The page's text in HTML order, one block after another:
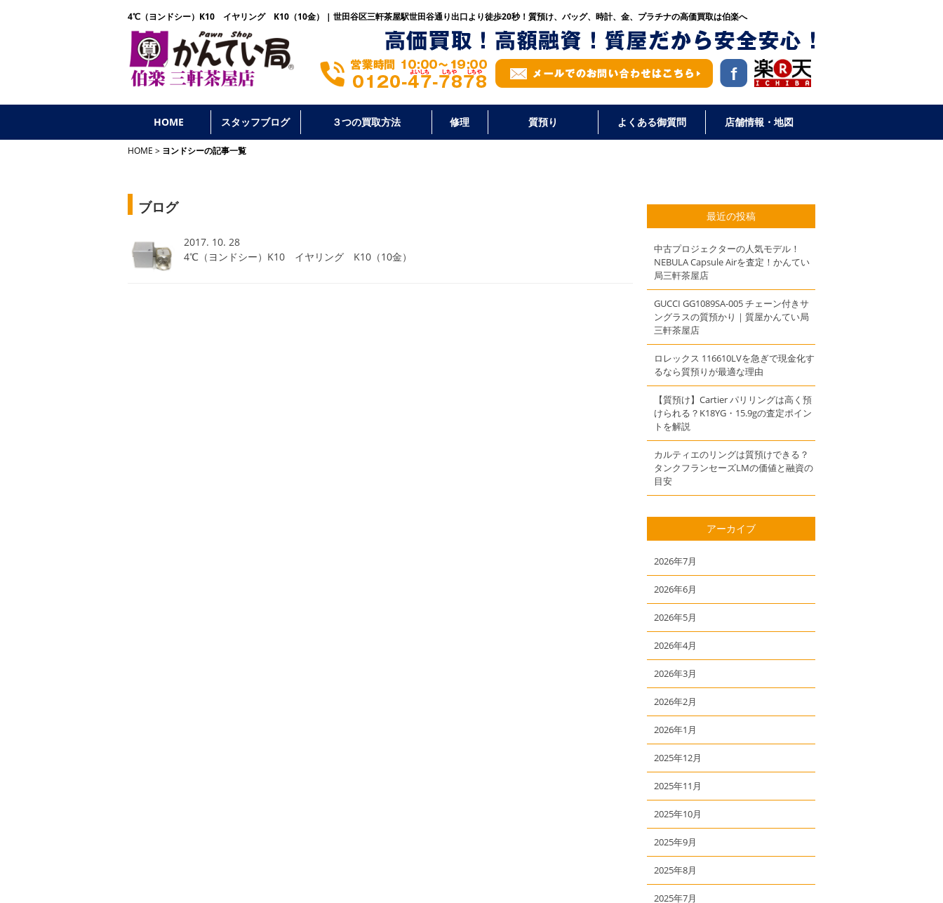
4℃（ヨンドシー）K10 イヤリング K10（10金） | 世田谷区三軒茶屋駅世田谷通り出口より徒歩20秒！ 質預け、バッグ、時計、金、プラチナの高価買取は伯楽へ
HOME スタッフブログ ３つの買取方法 修理 質預り よくある御質問 店舗情報・地図
HOME ヨンドシーの記事一覧
ブログ
2017. 10. 28
4℃（ヨンドシー）K10 イヤリング K10（10金）
最近の投稿
中古プロジェクターの人気モデル！
NEBULA Capsule Airを査定！かんてい
局三軒茶屋店
GUCCI GG1089SA-005 チェーン付きサ
ングラスの質預かり｜質屋かんてい局
三軒茶屋店
ロレックス 116610LVを急ぎで現金化す
るなら質預りが最適な理由
【質預け】Cartier パリリングは高く預
けられる？K18YG・15.9gの査定ポイン
トを解説
カルティエのリングは質預けできる？
タンクフランセーズLMの価値と融資の
目安
アーカイブ
2026年7月
2026年6月
2026年5月
2026年4月
2026年3月
2026年2月
2026年1月
2025年12月
2025年11月
2025年10月
2025年9月
2025年8月
2025年7月